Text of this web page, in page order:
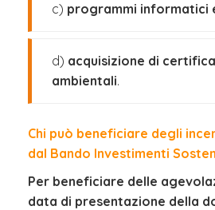
c) programmi informatici
d) acquisizione di
ambientali.
Chi può beneficiare degli
dal Bando Investimenti
Per beneficiare delle
data di presentazione della